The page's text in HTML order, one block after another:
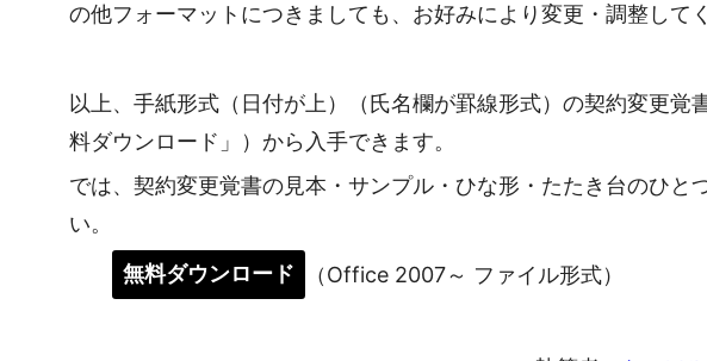
の他フォーマットにつきましても、お好みにより変更・調整して
以上、手紙形式（日付が上）（氏名欄が罫線形式）の契約変更覚
料ダウンロード」）から入手できます。
では、契約変更覚書の見本・サンプル・ひな形・たたき台のひと
い。
無料ダウンロード
（Office 2007～ ファイル形式）